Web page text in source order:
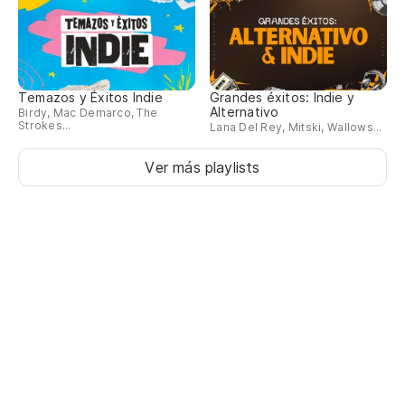
Temazos y Éxitos Indie
Birdy, Mac Demarco, The
Strokes...
Grandes éxitos: Indie y
Alternativo
Lana Del Rey, Mitski, Wallows...
Ver más playlists